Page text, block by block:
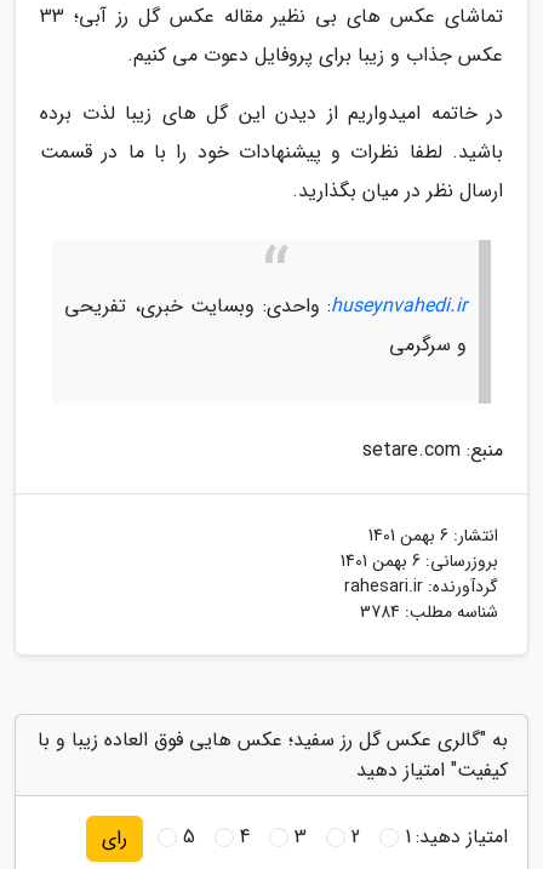
تماشای عکس های بی نظیر مقاله عکس گل رز آبی؛ 33
عکس جذاب و زیبا برای پروفایل دعوت می کنیم.
در خاتمه امیدواریم از دیدن این گل های زیبا لذت برده
باشید. لطفا نظرات و پیشنهادات خود را با ما در قسمت
ارسال نظر در میان بگذارید.
huseynvahedi.ir: واحدی: وبسایت خبری، تفریحی
و سرگرمی
منبع: setare.com
انتشار: 6 بهمن 1401
بروزرسانی: 6 بهمن 1401
گردآورنده: rahesari.ir
شناسه مطلب: 3784
به "گالری عکس گل رز سفید؛ عکس هایی فوق العاده زیبا و با
کیفیت" امتیاز دهید
امتیاز دهید:1
2
3
4
5 رای